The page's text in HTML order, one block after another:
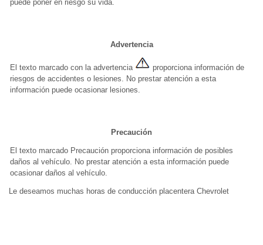
puede poner en riesgo su vida.
Advertencia
El texto marcado con la advertencia
proporciona información de
riesgos de accidentes o lesiones. No prestar atención a esta
información puede ocasionar lesiones.
Precaución
El texto marcado Precaución proporciona información de posibles
daños al vehículo. No prestar atención a esta información puede
ocasionar daños al vehículo.
Le deseamos muchas horas de conducción placentera Chevrolet